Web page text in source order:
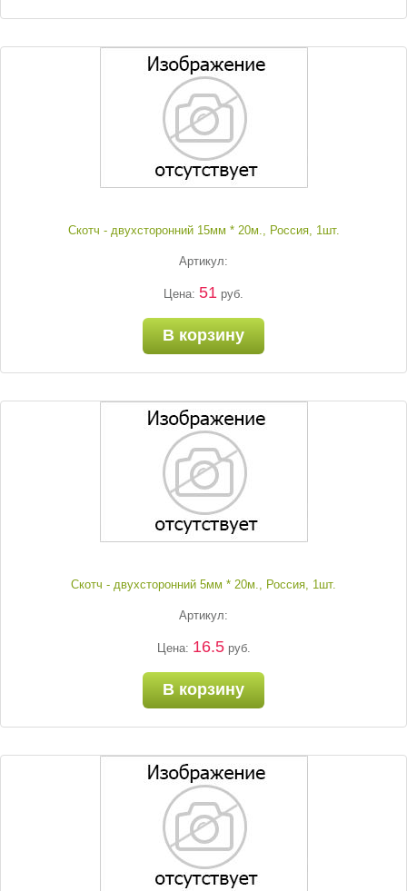
Скотч - двухсторонний 15мм * 20м., Россия, 1шт.
Артикул:
Цена: 51 руб.
В корзину
Скотч - двухсторонний 5мм * 20м., Россия, 1шт.
Артикул:
Цена: 16.5руб.
В корзину